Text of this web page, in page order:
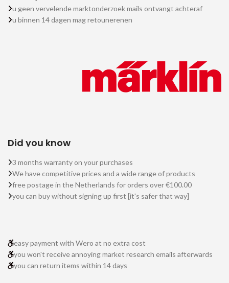
u geen vervelende marktonderzoek mails ontvangt achteraf
u binnen 14 dagen mag retounerenen
Did you know
3 months warranty on your purchases
We have competitive prices and a wide range of products
free postage in the Netherlands for orders over €100.00
you can buy without signing up first [it's safer that way]
easy payment with Wero at no extra cost
you won't receive annoying market research emails afterwards
you can return items within 14 days